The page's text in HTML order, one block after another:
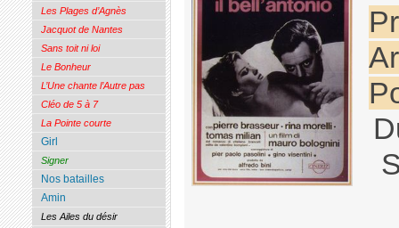
Les Plages d’Agnès
Jacquot de Nantes
Sans toit ni loi
Le Bonheur
L’Une chante l’Autre pas
Cléo de 5 à 7
La Pointe courte
Girl
Signer
Nos batailles
Amin
Les Ailes du désir